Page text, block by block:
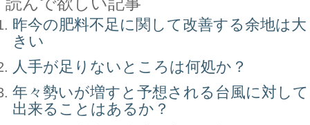
昨今の肥料不足に関して改善する余地は大
きい
人手が足りないところは何処か？
年々勢いが増すと予想される台風に対して
出来ることはあるか？